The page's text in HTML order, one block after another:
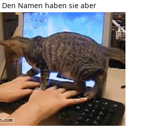
Den Namen haben sie aber